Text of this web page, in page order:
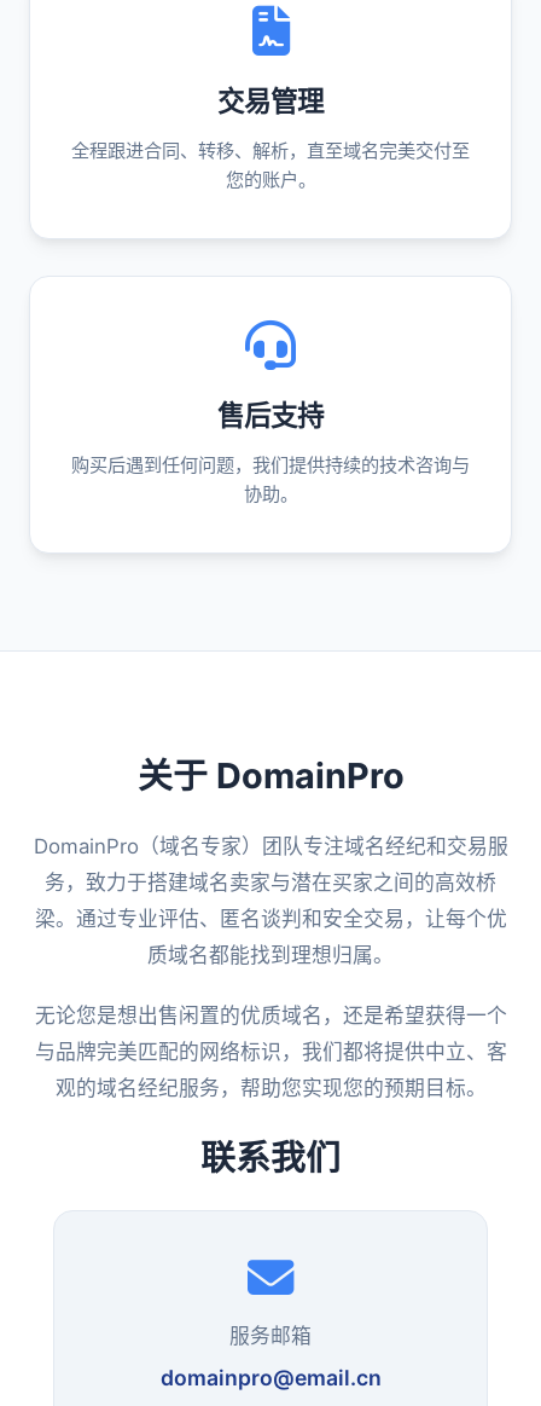
交易管理
全程跟进合同、转移、解析，直至域名完美交付至
您的账户。
售后支持
购买后遇到任何问题，我们提供持续的技术咨询与
协助。
关于 DomainPro
DomainPro（域名专家）团队专注域名经纪和交易服
务，致力于搭建域名卖家与潜在买家之间的高效桥
梁。通过专业评估、匿名谈判和安全交易，让每个优
质域名都能找到理想归属。
无论您是想出售闲置的优质域名，还是希望获得一个
与品牌完美匹配的网络标识，我们都将提供中立、客
观的域名经纪服务，帮助您实现您的预期目标。
联系我们
服务邮箱
domainpro@email.cn